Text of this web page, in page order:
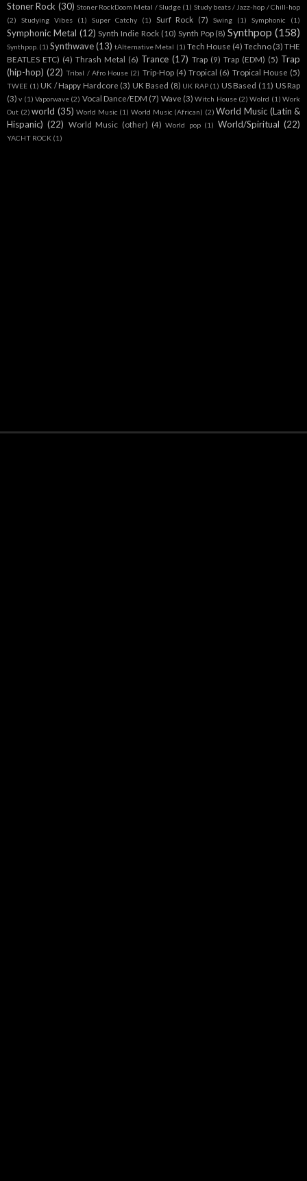
Stoner Rock (30) Stoner RockDoom Metal / Sludge (1) Study beats / Jazz-hop / Chill-hop
(2)
Studying Vibes (1) Super Catchy (1) Surf Rock (7) Swing (1) Symphonic (1)
Symphonic Metal (12) Synth Indie Rock (10) Synth Pop (8) Synthpop (158)
Synthpop. (1) Synthwave (13) tAlternative Metal (1) Tech House (4) Techno (3) THE
BEATLES ETC) (4) Thrash Metal (6) Trance (17) Trap (9) Trap (EDM) (5) Trap
(hip-hop) (22) Tribal / Afro House (2) Trip-Hop (4) Tropical (6) Tropical House (5)
TWEE (1) UK / Happy Hardcore (3) UK Based (8) UK RAP (1) US Based (11) US Rap
(3) v (1) Vaporwave (2) Vocal Dance/EDM (7) Wave (3) Witch House (2) Wolrd (1) Work
Out (2) world (35) World Music (1) World Music (African) (2) World Music (Latin &
Hispanic) (22) World Music (other) (4) World pop (1) World/Spiritual (22)
YACHT ROCK (1)